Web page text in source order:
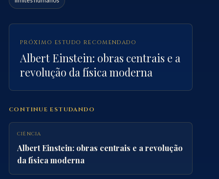
PRÓXIMO ESTUDO RECOMENDADO
Albert Einstein: obras centrais e a
revolução da física moderna
CONTINUE ESTUDANDO
CIÊNCIA
Albert Einstein: obras centrais e a revolução
da física moderna